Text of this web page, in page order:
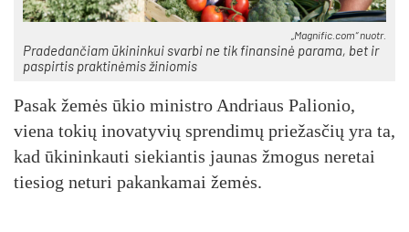
„Magnific.com“ nuotr.
Pradedančiam ūkininkui svarbi ne tik finansinė parama, bet ir
paspirtis praktinėmis žiniomis
Pasak žemės ūkio ministro Andriaus Palionio,
viena tokių inovatyvių sprendimų priežasčių yra ta,
kad ūkininkauti siekiantis jaunas žmogus neretai
tiesiog neturi pakankamai žemės.